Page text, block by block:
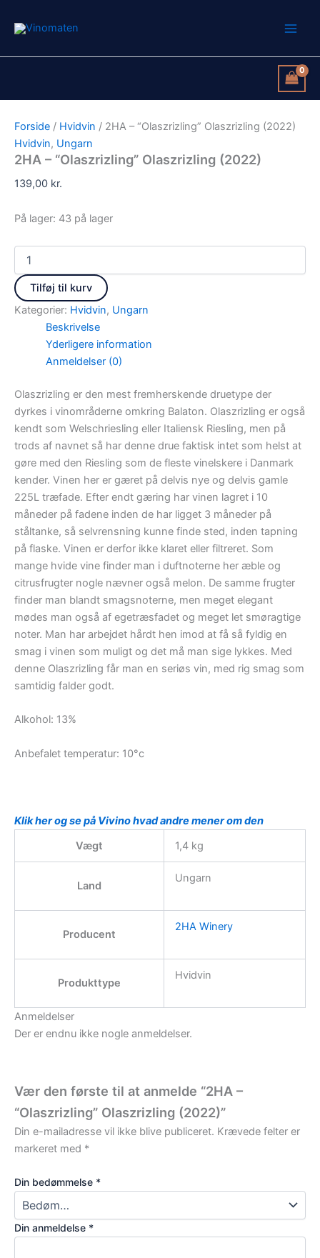
Forside / Hvidvin / 2HA – “Olaszrizling” Olaszrizling (2022)
Hvidvin, Ungarn
2HA – “Olaszrizling” Olaszrizling (2022)
139,00 kr.
På lager: 43 på lager
-
"Olaszrizling"
Tilføj til kurv
Kategorier: Hvidvin, Ungarn
Beskrivelse
Yderligere information
Anmeldelser (0)
Olaszrizling er den mest fremherskende druetype der
dyrkes i vinområderne omkring Balaton. Olaszrizling er også
kendt som Welschriesling eller Italiensk Riesling, men på
trods af navnet så har denne drue faktisk intet som helst at
gøre med den Riesling som de fleste vinelskere i Danmark
kender. Vinen her er gæret på delvis nye og delvis gamle
225L træfade. Efter endt gæring har vinen lagret i 10
måneder på fadene inden de har ligget 3 måneder på
ståltanke, så selvrensning kunne finde sted, inden tapning
på flaske. Vinen er derfor ikke klaret eller filtreret. Som
mange hvide vine finder man i duftnoterne her æble og
citrusfrugter nogle nævner også melon. De samme frugter
finder man blandt smagsnoterne, men meget elegant
mødes man også af egetræsfadet og meget let smøragtige
noter. Man har arbejdet hårdt hen imod at få så fyldig en
smag i vinen som muligt og det må man sige lykkes. Med
denne Olaszrizling får man en seriøs vin, med rig smag som
samtidig falder godt.
Alkohol: 13%
Anbefalet temperatur: 10°c
Klik her og se på Vivino hvad andre mener om den
Vægt
1,4 kg
Land
Ungarn
Producent
2HA Winery
Produkttype
Hvidvin
Anmeldelser
Der er endnu ikke nogle anmeldelser.
Vær den første til at anmelde “2HA –
“Olaszrizling” Olaszrizling (2022)”
Din e-mailadresse vil ikke blive publiceret. Krævede felter er
markeret med *
Din bedømmelse *
Din anmeldelse *